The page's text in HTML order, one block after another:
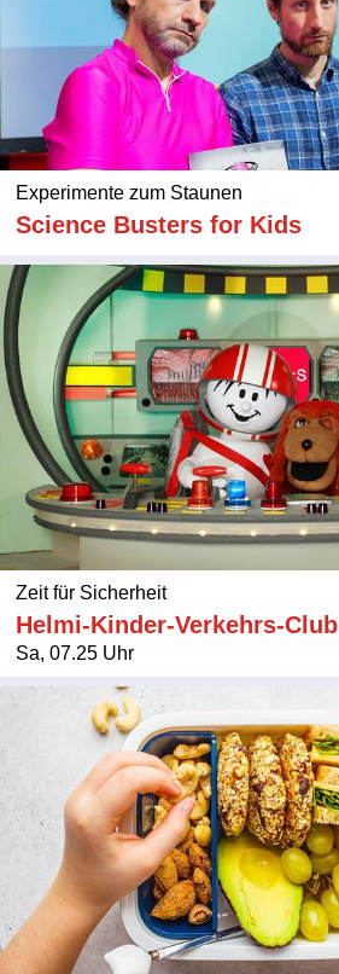
Experimente zum Staunen
Science Busters for Kids
Zeit für Sicherheit
Helmi-Kinder-Verkehrs-Club
Sa, 07.25 Uhr